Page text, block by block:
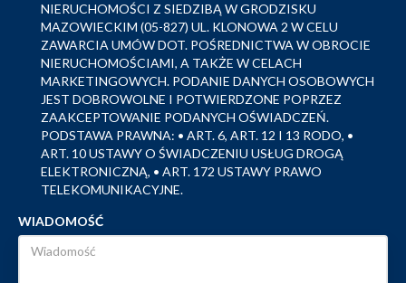
NIERUCHOMOŚCI Z SIEDZIBĄ W GRODZISKU
MAZOWIECKIM (05-827) UL. KLONOWA 2 W CELU
ZAWARCIA UMÓW DOT. POŚREDNICTWA W OBROCIE
NIERUCHOMOŚCIAMI, A TAKŻE W CELACH
MARKETINGOWYCH. PODANIE DANYCH OSOBOWYCH
JEST DOBROWOLNE I POTWIERDZONE POPRZEZ
ZAAKCEPTOWANIE PODANYCH OŚWIADCZEŃ.
PODSTAWA PRAWNA: • ART. 6, ART. 12 I 13 RODO, •
ART. 10 USTAWY O ŚWIADCZENIU USŁUG DROGĄ
ELEKTRONICZNĄ, • ART. 172 USTAWY PRAWO
TELEKOMUNIKACYJNE.
WIADOMOŚĆ